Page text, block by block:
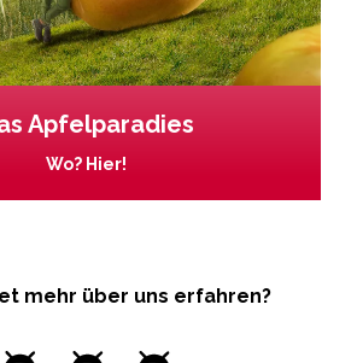
Apfelparadies
Wo? Hier!
mehr über uns erfahren?